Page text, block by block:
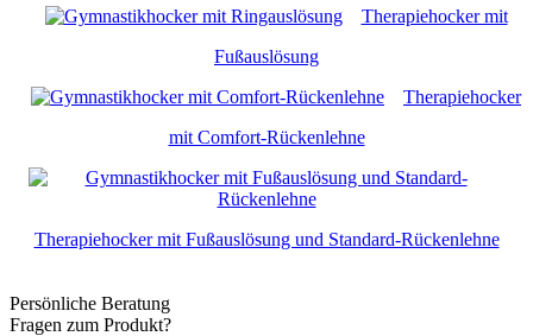
Therapiehocker mit
Fußauslösung
Therapiehocker
mit Comfort-Rückenlehne
Therapiehocker mit Fußauslösung und Standard-Rückenlehne
Persönliche Beratung
Fragen zum Produkt?